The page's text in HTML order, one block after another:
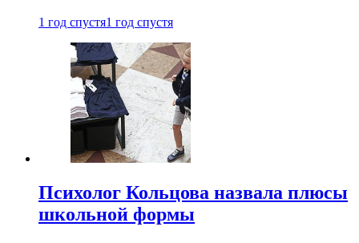
1 год спустя1 год спустя
Психолог Кольцова назвала плюсы
школьной формы